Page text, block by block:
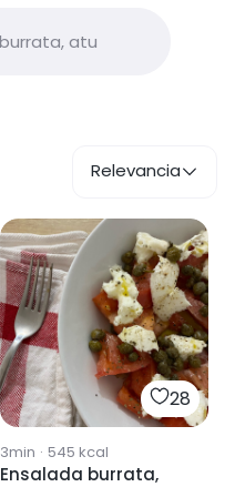
Relevancia
28
3min · 545 kcal
Ensalada burrata,